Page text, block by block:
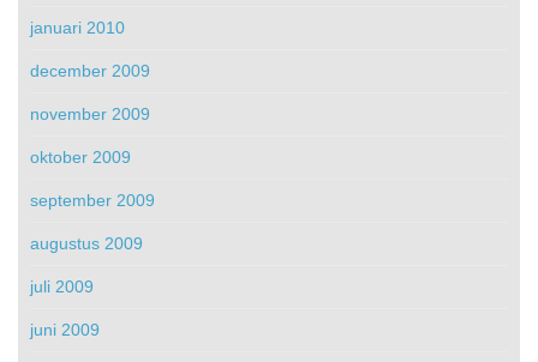
januari 2010
december 2009
november 2009
oktober 2009
september 2009
augustus 2009
juli 2009
juni 2009